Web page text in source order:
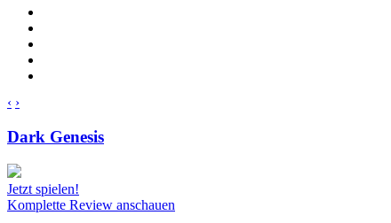
‹ ›
Dark Genesis
Jetzt spielen!
Komplette Review anschauen